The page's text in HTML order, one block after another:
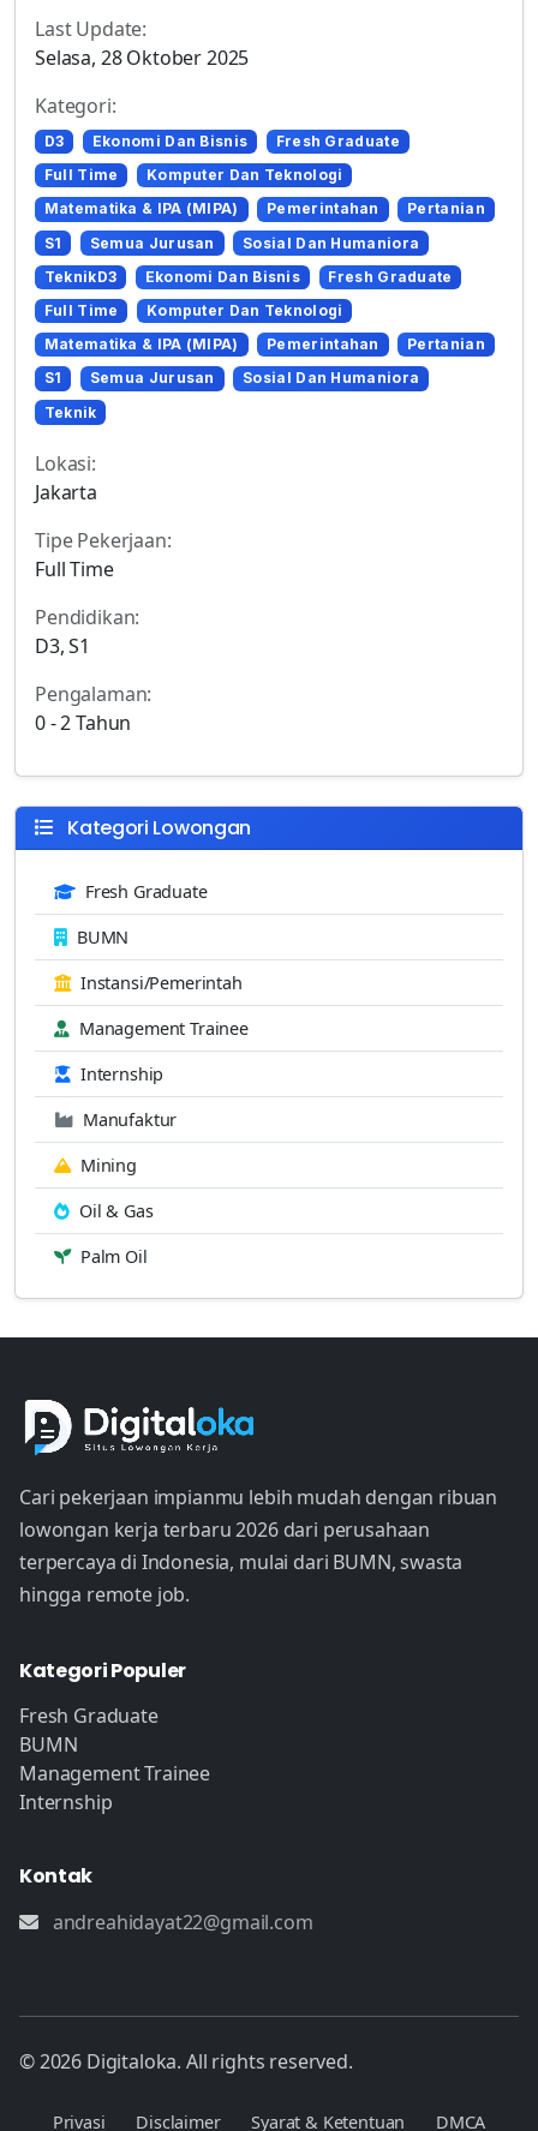
Last Update:
Selasa, 28 Oktober 2025
Kategori:
D3 Ekonomi Dan Bisnis
Fresh Graduate
Full Time
Komputer Dan Teknologi
Matematika & IPA (MIPA)
Pemerintahan
Pertanian
S1
Semua Jurusan
Sosial Dan Humaniora
TeknikD3
Ekonomi Dan Bisnis
Fresh Graduate
Full Time
Komputer Dan Teknologi
Matematika & IPA (MIPA)
Pemerintahan
Pertanian
S1
Semua Jurusan
Sosial Dan Humaniora
Teknik
Lokasi:
Jakarta
Tipe Pekerjaan:
Full Time
Pendidikan:
D3, S1
Pengalaman:
0 - 2 Tahun
Kategori Lowongan
Fresh Graduate
BUMN
Instansi/Pemerintah
Management Trainee
Internship
Manufaktur
Mining
Oil & Gas
Palm Oil
Cari pekerjaan impianmu lebih mudah dengan ribuan
lowongan kerja terbaru 2026 dari perusahaan
terpercaya di Indonesia, mulai dari BUMN, swasta
hingga remote job.
Kategori Populer
Fresh Graduate
BUMN
Management Trainee
Internship
Kontak
andreahidayat22@gmail.com
© 2026 Digitaloka. All rights reserved.
Privasi Disclaimer Syarat & Ketentuan DMCA